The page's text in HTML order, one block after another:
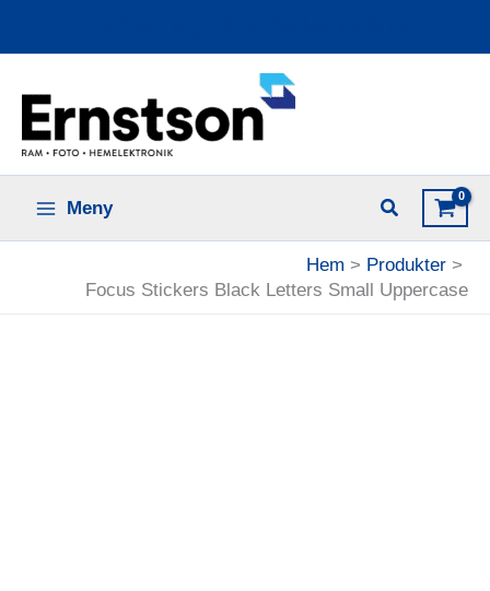
Meny
Hem
Produkter
Focus Stickers Black Letters Small Uppercase